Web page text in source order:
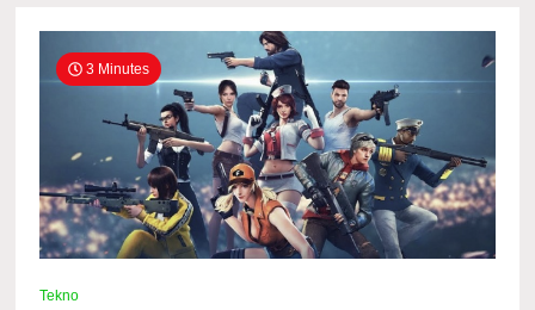
3 Minutes
Tekno